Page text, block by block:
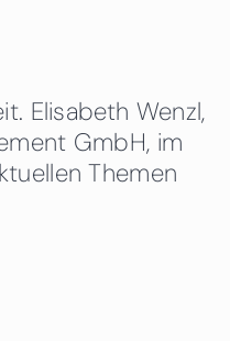
Elisabeth Wenzl,
GmbH, im
Themen